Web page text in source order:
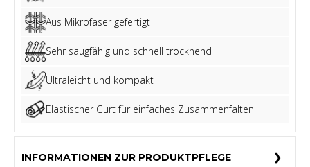
Aus Mikrofaser gefertigt
Sehr saugfähig und schnell trocknend
Ultraleicht und kompakt
Elastischer Gurt für einfaches Zusammenfalten
INFORMATIONEN ZUR PRODUKTPFLEGE